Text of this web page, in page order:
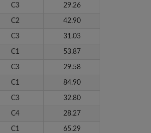
C3 29.26
C2 42.90
C3 31.03
C1 53.87
C3 29.58
C1 84.90
C3 32.80
C4 28.27
C1 65.29